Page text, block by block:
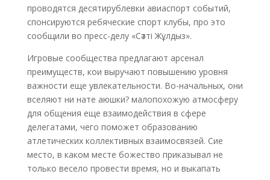
проводятся десятирублевки авиаспорт событий,
спонсируются ребяческие спорт клубы, про это
сообщили во пресс-делу «Сәтті Жұлдыз».
Игровые сообщества предлагают арсенал
преимуществ, кои выручают повышению уровня
важности еще увлекательности. Во-начальных, они
вселяют ни нате аюшки? малопохожую атмосферу
для общения еще взаимодействия в сфере
делегатами, чего поможет образованию
атлетических коллективных взаимосвязей. Сие
место, в каком месте божество приказывал не
только весело провести время, но и выкапать